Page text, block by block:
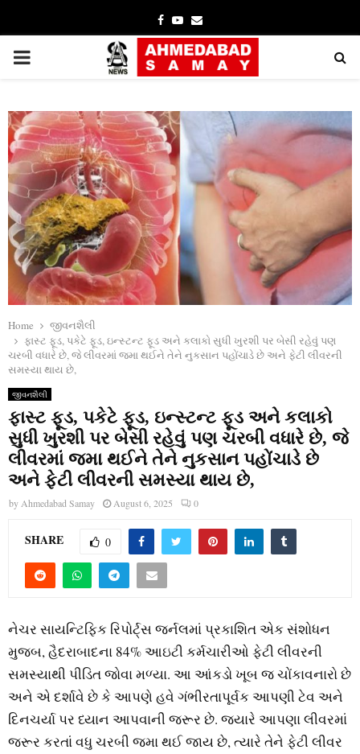
Facebook
YoutubeEmail
PRIMARY
Home
જીવનશૈલી
ફાસ્ટ ફૂડ, પકેટે ફૂડ, ઇન્સ્ટન્ટ ફૂડ અને કલાકો સુધી ખુરશી પર બેસી રહેવું પણ
ચરબી વધારે છે, જે લીવરમાં જમા થઈને તેને નુકસાન પહોંચાડે છે અને ફેટી લીવરની
સમસ્યા થાય છે,
જીવનશૈલી
ફાસ્ટ ફૂડ, પકેટે ફૂડ, ઇન્સ્ટન્ટ ફૂડ અને કલાકો
સુધી ખુરશી પર બેસી રહેવું પણ ચરબી વધારે છે, જે
લીવરમાં જમા થઈને તેને નુકસાન પહોંચાડે છે
અને ફેટી લીવરની સમસ્યા થાય છે,
by Ahmedabad Samay August 6, 2025 0
SHARE 0
નેચર સાયન્ટિફિક રિપોર્ટ્સ જર્નલમાં પ્રકાશિત એક સંશોધન
મુજબ, હૈદરાબાદના 84% આઇટી કર્મચારીઓ ફેટી લીવરની
સમસ્યાથી પીડિત જોવા મળ્યા. આ આંકડો ખૂબ જ ચોંકાવનારો છે
અને એ દર્શાવે છે કે આપણે હવે ગંભીરતાપૂર્વક આપણી ટેવ અને
દિનચર્યા પર ધ્યાન આપવાની જરૂર છે. જ્યારે આપણા લીવરમાં
જરૂર કરતાં વધુ ચરબી જમા થઈ જાય છે, ત્યારે તેને ફેટી લીવર